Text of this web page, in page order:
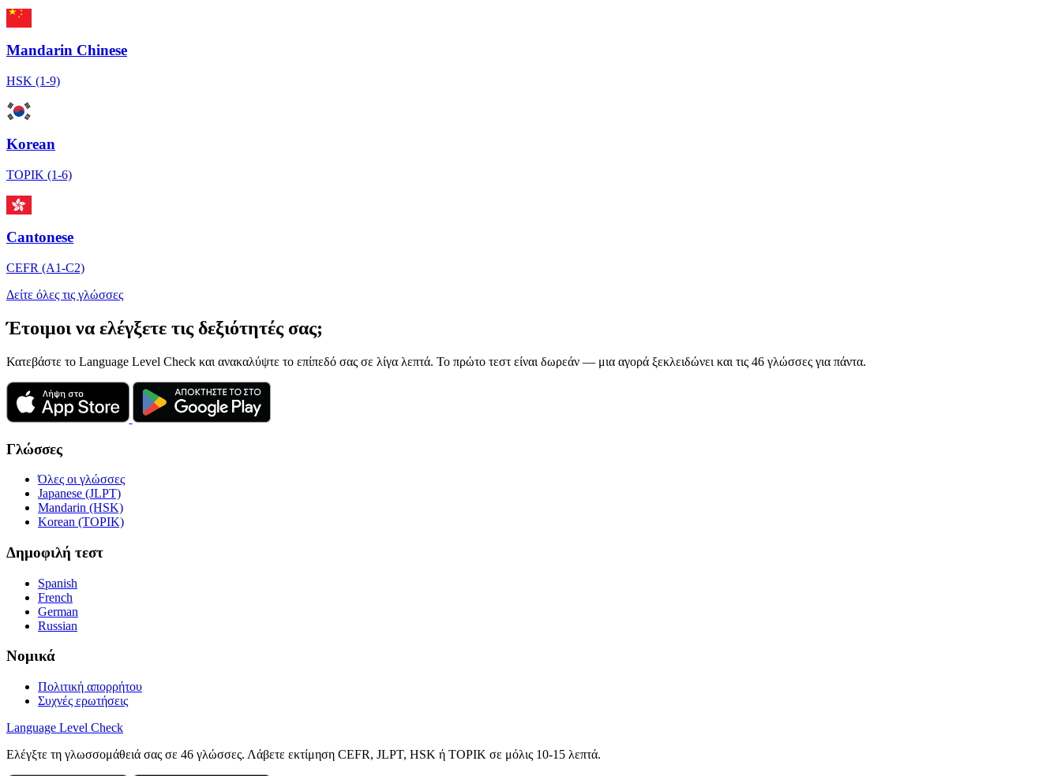
Mandarin Chinese
HSK (1-9)
Korean
TOPIK (1-6)
Cantonese
CEFR (A1-C2)
Δείτε όλες τις γλώσσες
Έτοιμοι να ελέγξετε τις δεξιότητές σας;
Κατεβάστε το Language Level Check και ανακαλύψτε το επίπεδό σας σε λίγα λεπτά. Το πρώτο τεστ είναι δωρεάν — μια αγορά ξεκλειδώνει και τις 46 γλώσσες για πάντα.
Γλώσσες
Όλες οι γλώσσες
Japanese (JLPT)
Mandarin (HSK)
Korean (TOPIK)
Δημοφιλή τεστ
Spanish
French
German
Russian
Νομικά
Πολιτική απορρήτου
Συχνές ερωτήσεις
Language Level Check
Ελέγξτε τη γλωσσομάθειά σας σε 46 γλώσσες. Λάβετε εκτίμηση CEFR, JLPT, HSK ή TOPIK σε μόλις 10-15 λεπτά.